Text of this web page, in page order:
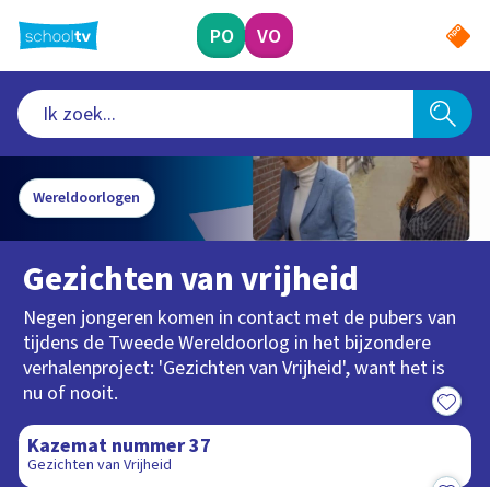
naar
hoofdinhoud
PO VO
Wereldoorlogen
Gezichten van vrijheid
Negen jongeren komen in contact met de pubers van
tijdens de Tweede Wereldoorlog in het bijzondere
verhalenproject: 'Gezichten van Vrijheid', want het is
nu of nooit.
Kazemat nummer 37
Gezichten van Vrijheid